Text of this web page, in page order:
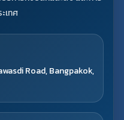
เทศ
Road, Bangpakok,